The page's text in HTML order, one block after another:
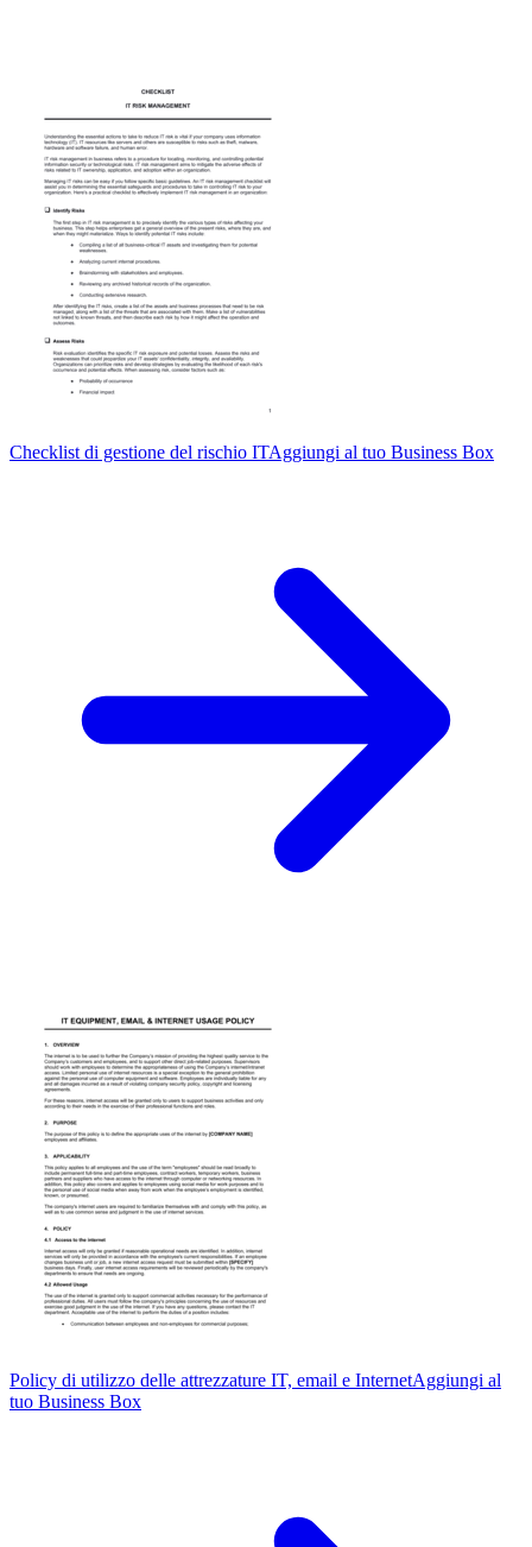
Checklist di gestione del rischio ITAggiungi al tuo Business Box
Policy di utilizzo delle attrezzature IT, email e InternetAggiungi al
tuo Business Box